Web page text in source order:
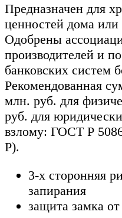
Предназначен для
ценностей дома или
Одобрены
производителей и
банковских систем
Рекомендованная
млн. руб. для
руб. для
взлому: ГОСТ Р
Р).
3-х сторонняя
запирания
защита замка